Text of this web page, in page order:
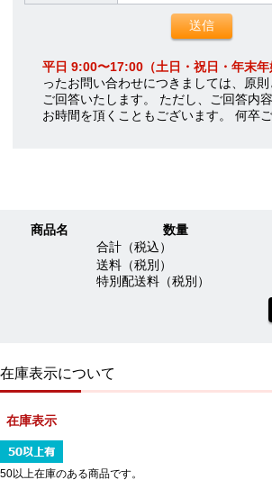
平日 9:00〜17:00（土日・祝日・年末年
ったお問い合わせにつきましては、原
ご回答いたします。 ただし、ご回答内
お時間を頂くこともございます。 何卒ご
商品名 数量
合計（税込）
送料（税別）
特別配送料（税別）
在庫表示について
在庫表示
50以上在庫のある商品です。